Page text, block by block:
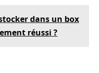
dans un box
réussi ?